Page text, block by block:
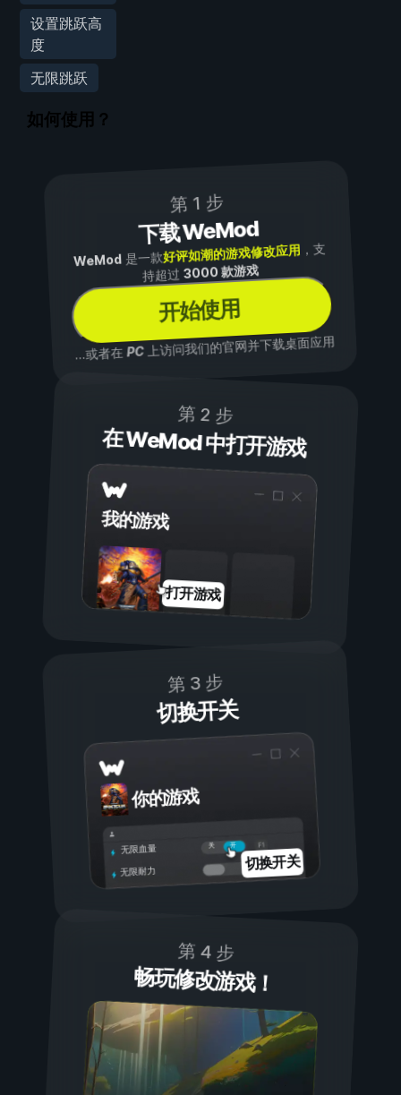
设置跳跃高
度
无限跳跃
如何使用？
第 1 步
下载 WeMod
WeMod是一款好评如潮的游戏修改应用 ，支
持超过3000 款游戏
开始使用
...或者在PC上访问我们的官网并下载桌面应用
第 2 步
在 WeMod 中打开游戏
我的游戏
打开游戏
第 3 步
切换开关
你的游戏
开
关
无限血量
无限耐力
切换开关
第 4 步
畅玩修改游戏！